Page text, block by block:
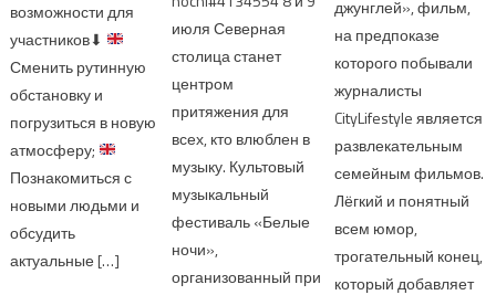
возможности для
участников⬇
Сменить рутинную
обстановку и
погрузиться в новую
атмосферу;
Познакомиться с
новыми людьми и
обсудить
актуальные […]
июля Северная
столица станет
центром
притяжения для
всех, кто влюблен в
музыку. Культовый
музыкальный
фестиваль «Белые
ночи»,
организованный при
джунглей», фильм,
на предпоказе
которого побывали
журналисты
CityLifestyle является
развлекательным
семейным фильмов.
Лёгкий и понятный
всем юмор,
трогательный конец,
который добавляет